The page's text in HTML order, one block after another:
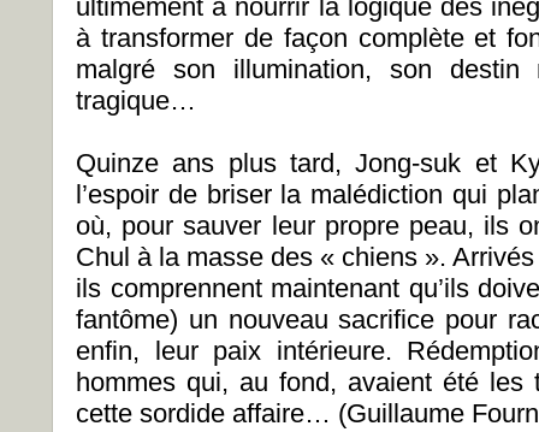
ultimement à nourrir la logique des
à transformer de façon complète et
malgré son illumination, son
tragique…
Quinze ans plus tard, Jong-suk et
l’espoir de briser la malédiction qui
où, pour sauver leur propre peau, ils
Chul à la masse des « chiens ».
ils comprennent maintenant qu’ils
fantôme) un nouveau sacrifice pour
enfin, leur paix intérieure.
hommes qui, au fond, avaient été les
cette sordide affaire… (Guillaume